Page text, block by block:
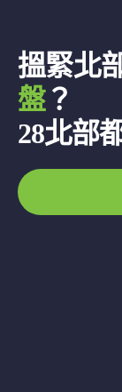
搵緊北
盤？
28北部